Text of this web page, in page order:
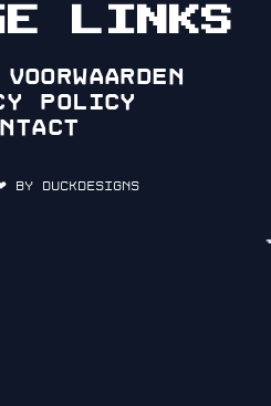
LINKS
voorwaarden
policy
by DuckDesigns